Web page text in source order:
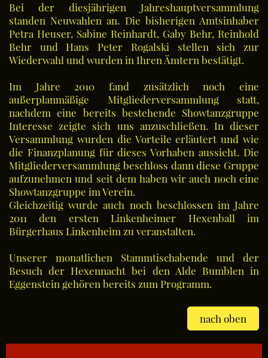
Bei der diesjährigen Jahreshauptversammlung
standen Neuwahlen an. Die bisherigen Amtsinhaber
Petra Heuser, Sabine Reinhardt, Gaby Behr, Reinhold
Behr und Hans Peter Rogalski stellen sich zur
Wiederwahl und wurden in Ihren Ämtern bestätigt.
Im Jahre 2010 fand zusätzlich noch eine
außerplanmäßige Mitgliederversammlung statt,
nachdem eine bereits bestehende Showtanzgruppe
Interesse zeigte sich uns anzuschließen. In dieser
Versammlung wurden die Vorteile erläutert und wie
die Finanzplanung für dieses Vorhaben aussieht. Die
Mitgliederversammlung beschloss dann diese Gruppe
aufzunehmen und seit dem haben wir auch noch eine
Showtanzgruppe im Verein.
Gleichzeitig wurde auch noch beschlossen im Jahre
2011 den ersten Linkenheimer Hexenball im
Bürgerhaus Linkenheim zu veranstalten.
Unserer monatlichen Stammtischabende und der
Besuch der Hexennacht bei den Alde Bumblen in
Eggenstein gehören bereits zum Programm.
nach oben